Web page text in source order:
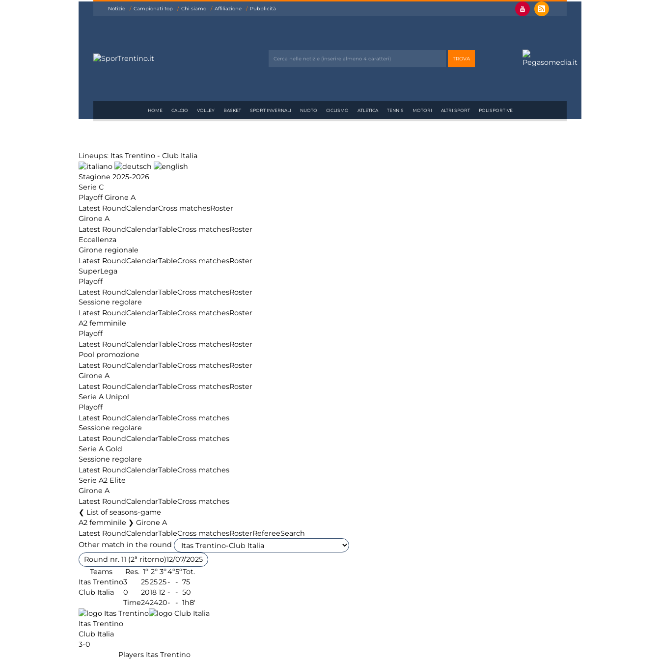
Notizie Campionati top Chi siamo Affiliazione Pubblicità
HOME CALCIO VOLLEY BASKET SPORT INVERNALI NUOTO CICLISMO ATLETICA TENNIS MOTORI ALTRI SPORT POLISPORTIVE
Lineups: Itas Trentino - Club Italia
Stagione 2025-2026
Serie C
Playoff Girone A
Latest RoundCalendarCross matchesRoster
Girone A
Latest RoundCalendarTableCross matchesRoster
Eccellenza
Girone regionale
Latest RoundCalendarTableCross matchesRoster
SuperLega
Playoff
Latest RoundCalendarTableCross matchesRoster
Sessione regolare
Latest RoundCalendarTableCross matchesRoster
A2 femminile
Playoff
Latest RoundCalendarTableCross matchesRoster
Pool promozione
Latest RoundCalendarTableCross matchesRoster
Girone A
Latest RoundCalendarTableCross matchesRoster
Serie A Unipol
Playoff
Latest RoundCalendarTableCross matches
Sessione regolare
Latest RoundCalendarTableCross matches
Serie A Gold
Sessione regolare
Latest RoundCalendarTableCross matches
Serie A2 Elite
Girone A
Latest RoundCalendarTableCross matches
List of seasons-game
A2 femminile ❯ Girone A
Latest RoundCalendarTableCross matchesRosterRefereeSearch
Other match in the round
Round nr. 11 (2ª ritorno)12/07/2025
Teams
Res. 1º 2º 3º4º5ºTot.
Itas Trentino3 252525- - 75
Club Italia
0 2018 12 - - 50
Time242420- - 1h8'
Itas Trentino
Club Italia
3-0
Players Itas Trentino